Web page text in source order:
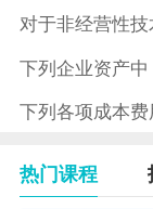
下列企业资产
下列各项成本费
热门课程